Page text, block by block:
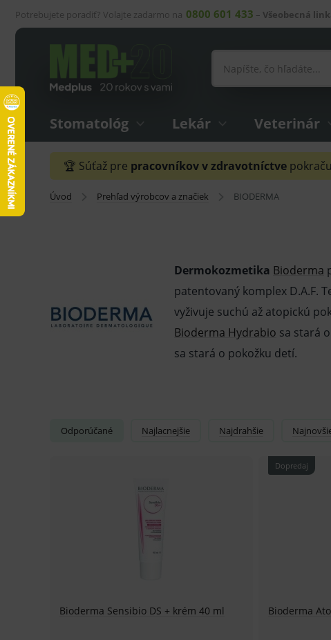
Potrebujete poradiť? Volajte zadarmo na 0800 601 433 – Všeobecná
Stomatológ Lekár Veterinár
🏆 Súťaž pre pracovníkov v zdravotníctve
Úvod Prehľad výrobcov a značiek BIODERMA
Dermokozmetika Bioderma
patentovaný komplex D.A.F.
vyživuje suchú až atopickú
Bioderma Hydrabio sa stará
sa stará o pokožku detí.
Odporúčané Najlacnejšie Najdrahšie
Bioderma Sensibio DS + krém 40 ml
Dopredaj
Bioderma